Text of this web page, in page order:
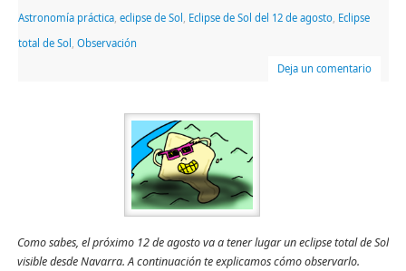
Astronomía práctica, eclipse de Sol Eclipse de Sol del 12 de agosto, Eclipse
total de Sol Observación
Deja un comentario
Como sabes, el próximo 12 de agosto va a tener lugar un eclipse total de Sol
visible desde Navarra. A continuación te explicamos cómo observarlo.